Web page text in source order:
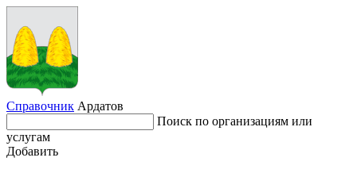
Справочник Ардатов
Поиск по организациям или
услугам
Добавить